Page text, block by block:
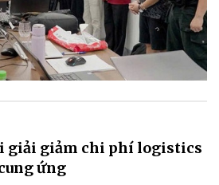
giải giảm chi phí logistics
ứng